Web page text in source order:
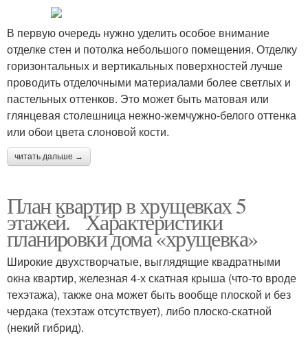
В первую очередь нужно уделить особое внимание
отделке стен и потолка небольшого помещения. Отделку
горизонтальных и вертикальных поверхностей лучше
проводить отделочными материалами более светлых и
пастельных оттенков. Это может быть матовая или
глянцевая столешница нежно-жемчужно-белого оттенка
или обои цвета слоновой кости.
читать дальше →
План квартир в хрущевках 5
этажей. Характеристики
планировки дома «хрущевка»
Широкие двухстворчатые, выглядящие квадратными
окна квартир, железная 4-х скатная крыша (что-то вроде
техэтажа), также она может быть вообще плоской и без
чердака (техэтаж отсутствует), либо плоско-скатной
(некий гибрид).